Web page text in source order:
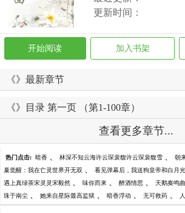
更新时间：
开始阅读 加入书架
《》最新章节
《》目录 第一页 （第1-100章）
查看更多章节...
热门点击: 暗香 、 林深不知云海许云琛裴馥许云琛裴馥雪 、 朝
巢觉醒：我在亡灵世界开无双 、 看见弹幕后，我送狗皇帝和白月
遇上真绿茶宋灵灵宋毅然 、 味你而来 、 醉酒情思 、 天鹅奏鸣曲
珠于南尘 、 她来自星际最高监狱 、 暗香浮动 、 无可救药 、